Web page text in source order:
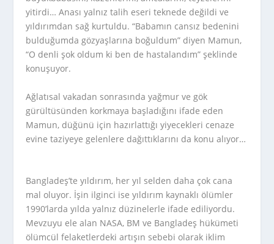
yitirdi… Anası yalnız talih eseri teknede değildi ve
yıldırımdan sağ kurtuldu. “Babamın cansız bedenini
bulduğumda gözyaşlarına boğuldum” diyen Mamun,
“O denli şok oldum ki ben de hastalandım” şeklinde
konuşuyor.
Ağlatısal vakadan sonrasında yağmur ve gök
gürültüsünden korkmaya başladığını ifade eden
Mamun, düğünü için hazırlattığı yiyecekleri cenaze
evine taziyeye gelenlere dağıttıklarını da konu alıyor…
Bangladeş’te yıldırım, her yıl selden daha çok cana
mal oluyor. İşin ilginci ise yıldırım kaynaklı ölümler
1990’larda yılda yalnız düzinelerle ifade ediliyordu.
Mevzuyu ele alan NASA, BM ve Bangladeş hükümeti
ölümcül felaketlerdeki artışın sebebi olarak iklim